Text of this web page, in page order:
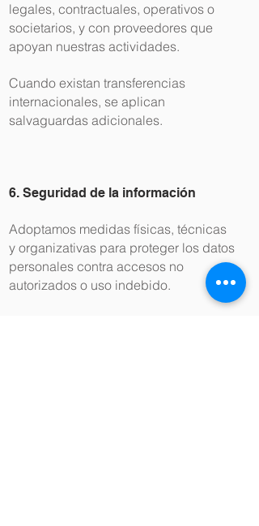
legales, contractuales, operativos o
societarios, y con proveedores que
apoyan nuestras actividades.
Cuando existan transferencias
internacionales, se aplican
salvaguardas adicionales.
6. Seguridad de la información
Adoptamos medidas físicas, técnicas
y organizativas para proteger los datos
personales contra accesos no
autorizados o uso indebido.